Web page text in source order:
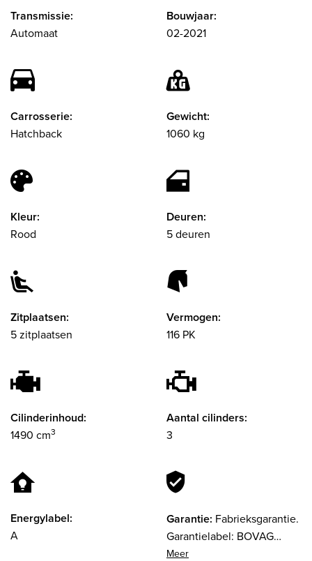
Transmissie:
Automaat
Bouwjaar:
02-2021
Carrosserie:
Hatchback
Gewicht:
1060 kg
Kleur:
Rood
Deuren:
5 deuren
Zitplaatsen:
5 zitplaatsen
Vermogen:
116 PK
Cilinderinhoud:
1490 cm3
Aantal cilinders:
3
Energylabel:
A
Garantie: Fabrieksgarantie.
Garantielabel: BOVAG
Garantie (12 maanden)